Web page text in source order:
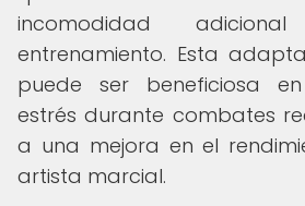
incomodidad
entrenamiento. Esta
puede ser beneficiosa
estrés durante combates
a una mejora en el
artista marcial.